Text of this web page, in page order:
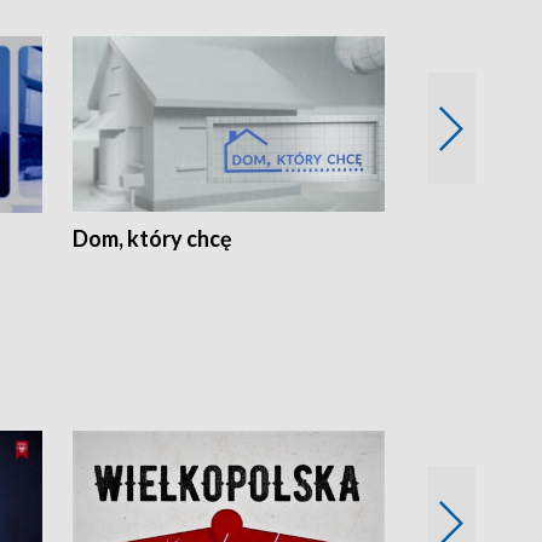
Dom, który chcę